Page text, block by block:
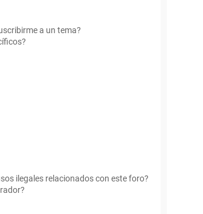
a un tema?
ilegales relacionados con este foro?